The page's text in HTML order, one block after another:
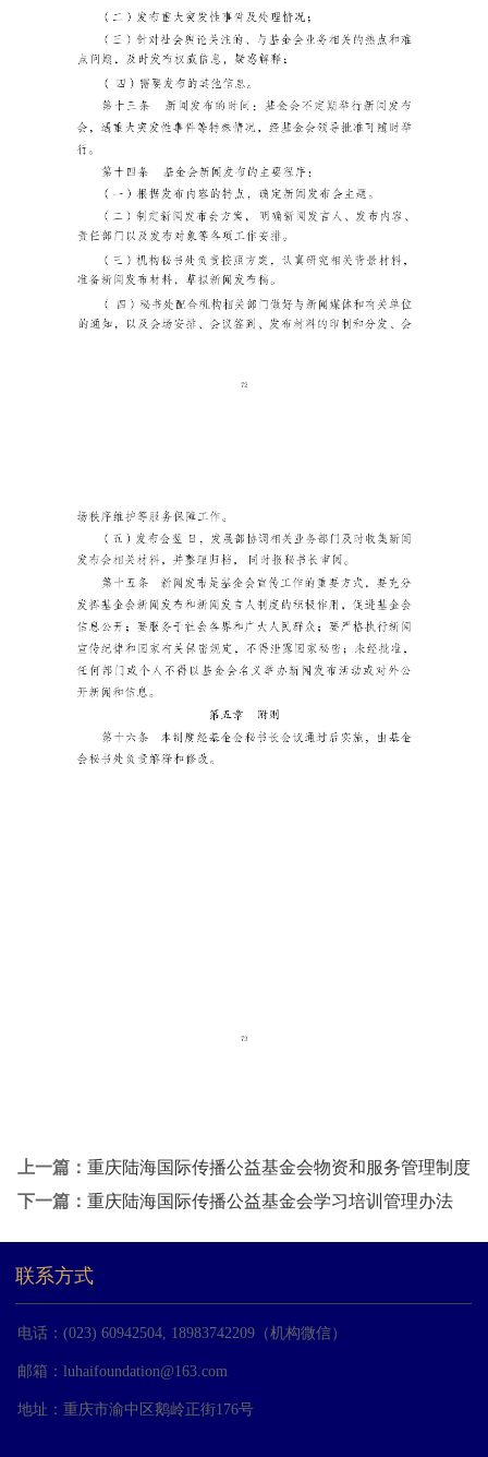
上一篇： 重庆陆海国际传播公益基金会物资和服务管理制度
下一篇： 重庆陆海国际传播公益基金会学习培训管理办法
联系方式
电话：(023) 60942504, 18983742209（机构微信）
邮箱：luhaifoundation@163.com
地址：重庆市渝中区鹅岭正街176号